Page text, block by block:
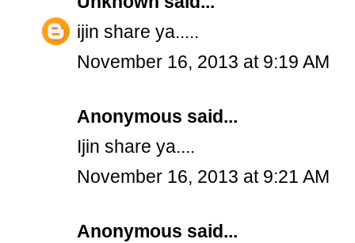
ijin share ya.....
November 16, 2013 at 9:19 AM
Anonymous said...
Ijin share ya....
November 16, 2013 at 9:21 AM
Anonymous said...